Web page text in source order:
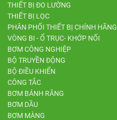
THIẾT BỊ ĐO LƯỜNG
THIẾT BỊ LỌC
PHÂN PHỐI THIẾT BỊ CHÍNH HÃNG
VÒNG BI - Ổ TRỤC- KHỚP NỐI
BƠM CÔNG NGHIỆP
BỘ TRUYỀN ĐỘNG
BỘ ĐIỀU KHIỂN
CÔNG TẮC
BƠM BÁNH RĂNG
BƠM DẦU
BƠM MÀNG